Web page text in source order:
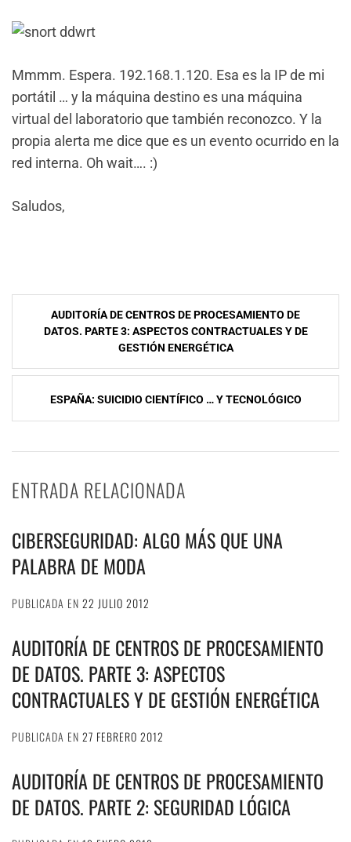
Mmmm. Espera. 192.168.1.120. Esa es la IP de mi
portátil … y la máquina destino es una máquina
virtual del laboratorio que también reconozco. Y la
propia alerta me dice que es un evento ocurrido en la
red interna. Oh wait…. :)
Saludos,
NavegaciÃ³n
entradas
AUDITORÍA DE CENTROS DE PROCESAMIENTO DE
DATOS. PARTE 3: ASPECTOS CONTRACTUALES Y DE
GESTIÓN ENERGÉTICA
ESPAÑA: SUICIDIO CIENTÍFICO … Y TECNOLÓGICO
ENTRADA RELACIONADA
CIBERSEGURIDAD: ALGO MÁS QUE UNA
PALABRA DE MODA
PUBLICADA EN 22 JULIO 2012
AUDITORÍA DE CENTROS DE PROCESAMIENTO
DE DATOS. PARTE 3: ASPECTOS
CONTRACTUALES Y DE GESTIÓN ENERGÉTICA
PUBLICADA EN 27 FEBRERO 2012
AUDITORÍA DE CENTROS DE PROCESAMIENTO
DE DATOS. PARTE 2: SEGURIDAD LÓGICA